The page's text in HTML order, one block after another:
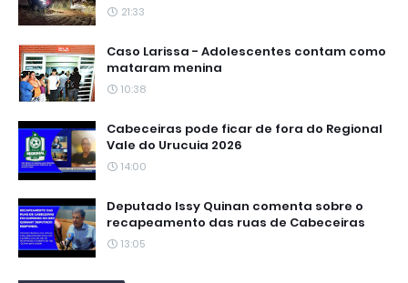
21:33
Caso Larissa - Adolescentes contam como
mataram menina
10:38
Cabeceiras pode ficar de fora do Regional
Vale do Urucuia 2026
14:00
Deputado Issy Quinan comenta sobre o
recapeamento das ruas de Cabeceiras
13:05